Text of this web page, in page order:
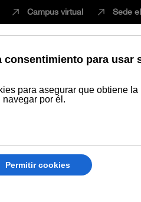
Campus virtual Sede
EstudiarInnovaciónVida